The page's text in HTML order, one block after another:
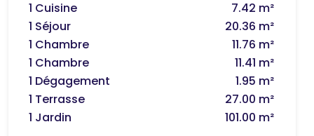
1 Cuisine
7.42 m²
1 Séjour
20.36 m²
1 Chambre
11.76 m²
1 Chambre
11.41 m²
1 Dégagement
1.95 m²
1 Terrasse
27.00 m²
1 Jardin
101.00 m²